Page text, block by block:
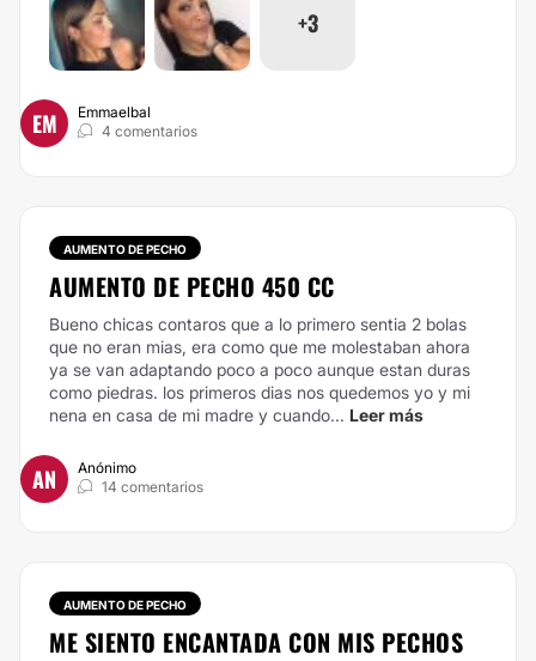
+3
EM
Emmaelbal
4 comentarios
AUMENTO DE PECHO
AUMENTO DE PECHO 450 CC
Bueno chicas contaros que a lo primero sentia 2 bolas
que no eran mias, era como que me molestaban ahora
ya se van adaptando poco a poco aunque estan duras
como piedras. los primeros dias nos quedemos yo y mi
nena en casa de mi madre y cuando... Leer más
AN
Anónimo
14 comentarios
AUMENTO DE PECHO
ME SIENTO ENCANTADA CON MIS PECHOS